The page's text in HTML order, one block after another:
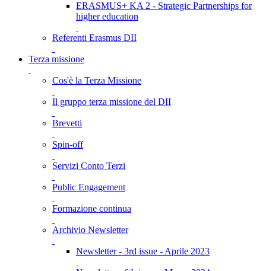
ERASMUS+ KA 2 - Strategic Partnerships for
higher education
Referenti Erasmus DII
Terza missione
Cos'è la Terza Missione
Il gruppo terza missione del DII
Brevetti
Spin-off
Servizi Conto Terzi
Public Engagement
Formazione continua
Archivio Newsletter
Newsletter - 3rd issue - Aprile 2023